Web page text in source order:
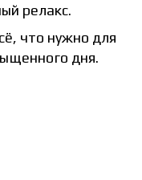
релакс.
что нужно для
дня.